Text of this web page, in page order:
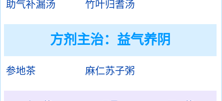
助气补漏汤
竹叶归耆汤
方剂主治： 益气养阴
参地茶 麻仁苏子粥